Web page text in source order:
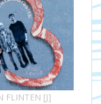
FLINTEN [J]